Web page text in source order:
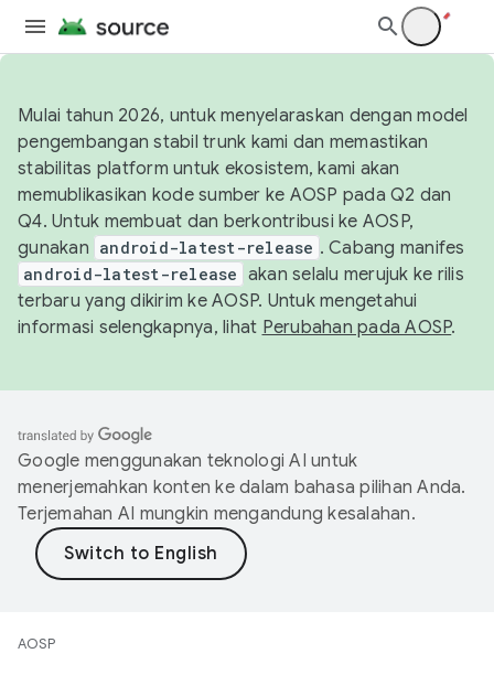
Mulai tahun 2026, untuk menyelaraskan dengan model
pengembangan stabil trunk kami dan memastikan
stabilitas platform untuk ekosistem, kami akan
memublikasikan kode sumber ke AOSP pada Q2 dan
Q4. Untuk membuat dan berkontribusi ke AOSP,
gunakan android-latest-release . Cabang manifes
android-latest-release akan selalu merujuk ke rilis
terbaru yang dikirim ke AOSP. Untuk mengetahui
informasi selengkapnya, lihat Perubahan pada AOSP.
Google menggunakan teknologi AI untuk
menerjemahkan konten ke dalam bahasa pilihan Anda.
Terjemahan AI mungkin mengandung kesalahan.
AOSP